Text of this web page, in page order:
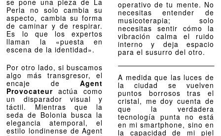
se pone una pieza de La
Perla no solo cambia su
aspecto, cambia su forma
de caminar y de respirar.
Es lo que los expertos
llaman la «puesta en
escena de la identidad».
Por otro lado, si buscamos
algo más transgresor, el
encaje deAgent
Provocateur actúa como
un disparador visual y
táctil. Mientras que la
seda de Bolonia busca la
elegancia atemporal, el
estilo londinense de Agent
operativo de tu mente. No
necesitas entender de
musicoterapia; solo
necesitas sentir cómo la
vibración calma el ruido
interno y deja espacio
para el susurro del otro.
A medida que las luces de
la ciudad se vuelven
puntos borrosos tras el
cristal, me doy cuenta de
que la verdadera
tecnología punta no está
en mi smartphone, sino en
la capacidad de mi piel